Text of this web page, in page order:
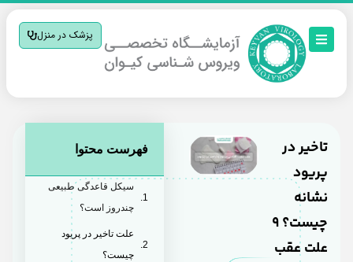
پزشک در منزل
تاخیر در
پریود
نشانه
چیست؟ 9
علت عقب
فهرست محتوا
سیکل قاعدگی طبیعی
چندروز است؟
علت تاخیر در پریود
چیست؟